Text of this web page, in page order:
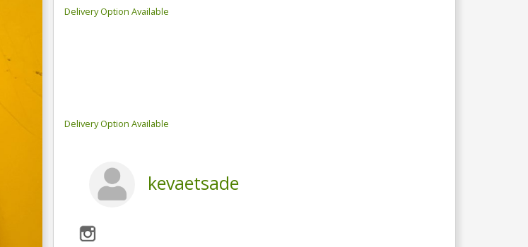
Delivery Option Available
Delivery Option Available
kevaetsade